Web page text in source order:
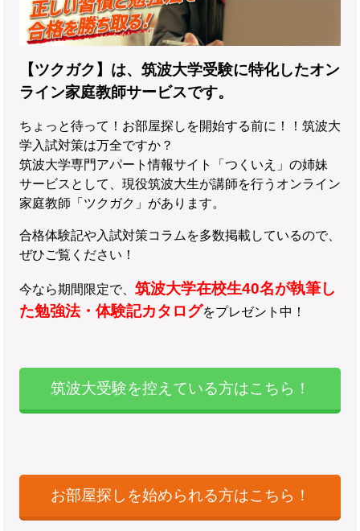
【ツクガク】は、筑波大学受験に特化したオン
ライン家庭教師サービスです。
ちょっと待って！お部屋探しを開始する前に！！筑波大
学入試対策は万全ですか？
筑波大学専門アパート情報サイト「つくいえ」の姉妹
サービスとして、現役筑波大生が講師を行うオンライン
家庭教師「ツクガク」があります。
合格体験記や入試対策コラムを多数掲載しているので、
ぜひご覧ください！
今なら期間限定で、 筑波大学在校生40名が執筆し
た勉強法・体験記カタログをプレゼント中！
筑波大受験を控えている方はこちら！
お部屋探しを始められる方はこちら！